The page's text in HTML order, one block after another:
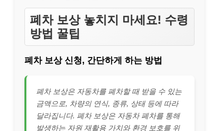
폐차 보상 놓치지 마세요! 수령
방법 꿀팁
폐차 보상 신청, 간단하게 하는 방법
폐차 보상은 자동차를 폐차할 때 받을 수 있는
금액으로, 차량의 연식, 종류, 상태 등에 따라
달라집니다. 폐차 보상은 자동차 폐차를 통해
발생하는 자원 재활용 가치와 환경 보호를 위